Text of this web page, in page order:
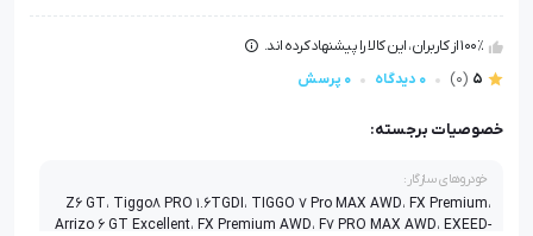
100٪ از کاربران، این کالا را پیشنهاد کرده اند.
5
(0) 0 دیدگاه 0 پرسش
خصوصیات برجسته:
خودروهای سازگار:
Z6 GT، Tiggo8 PRO 1.6TGDI، TIGGO 7 Pro MAX AWD، FX Premium،
Arrizo 6 GT Excellent، FX Premium AWD، F7 PRO MAX AWD، EXEED-